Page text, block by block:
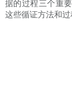
据的过程三个重
这些循证方法和过